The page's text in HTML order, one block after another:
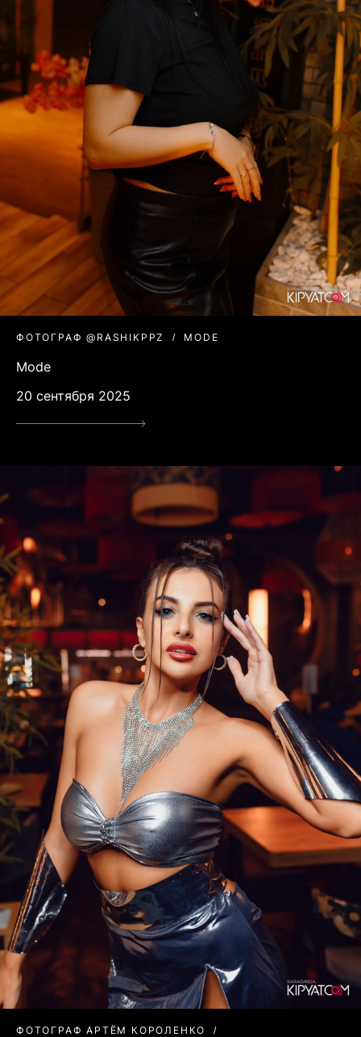
ФОТОГРАФ @RASHIKPPZ MODE
Mode
20 сентября 2025
ФОТОГРАФ АРТЁМ КОРОЛЕНКО